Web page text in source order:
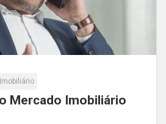
Mercado Imobiliário